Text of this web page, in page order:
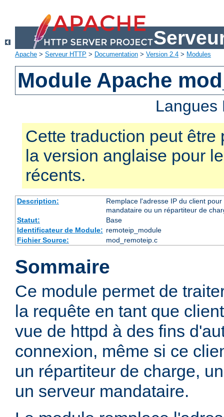
Apache > Serveur HTTP > Documentation > Version 2.4 > Modules
Module Apache
Cette traduction peut être
la version anglaise pour
récents.
Description:
Remplace l'adresse IP du client
mandataire ou un répartiteur de
Statut:
Base
Identificateur de Module: remoteip_module
Fichier Source:
mod_remoteip.c
Sommaire
Ce module permet de
la requête en tant que
vue de httpd à des fins
connexion, même si ce
un répartiteur de charge,
un serveur mandataire.